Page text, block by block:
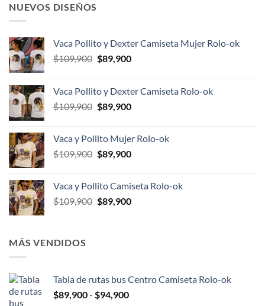
NUEVOS DISEÑOS
Vaca Pollito y Dexter Camiseta Mujer Rolo-ok
$109,900 El
era:
$109,900.
$89,900El
es:
$89,900.
Vaca Pollito y Dexter Camiseta Rolo-ok
$109,900 El
era:
$109,900.
$89,900El
es:
$89,900.
Vaca y Pollito Mujer Rolo-ok
$109,900 El
era:
$109,900.
$89,900El
es:
$89,900.
Vaca y Pollito Camiseta Rolo-ok
$109,900 El
$89,900El
MÁS VENDIDOS
Tabla de rutas bus Centro Camiseta Rolo-ok
$89,900- $94,900Rango